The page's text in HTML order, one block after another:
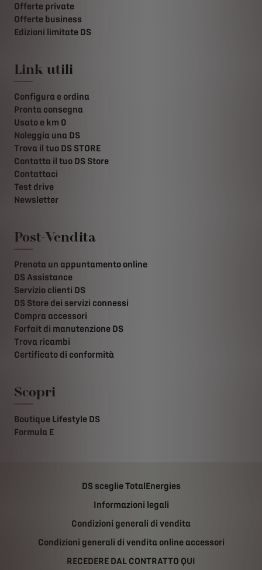
Offerte private
Offerte business
Edizioni limitate DS
Link utili
Configura e ordina
Pronta consegna
Usato e km 0
Noleggia una DS
Trova il tuo DS STORE
Contatta il tuo DS Store
Contattaci
Test drive
Newsletter
Post-Vendita
Prenota un appuntamento online
DS Assistance
Servizio clienti DS
DS Store dei servizi connessi
Compra accessori
Forfait di manutenzione DS
Trova ricambi
Certificato di conformità
Scopri
Boutique Lifestyle DS
Formula E
DS sceglie TotalEnergies
Informazioni legali
Condizioni generali di vendita
Condizioni generali di vendita online accessori
RECEDERE DAL CONTRATTO QUI